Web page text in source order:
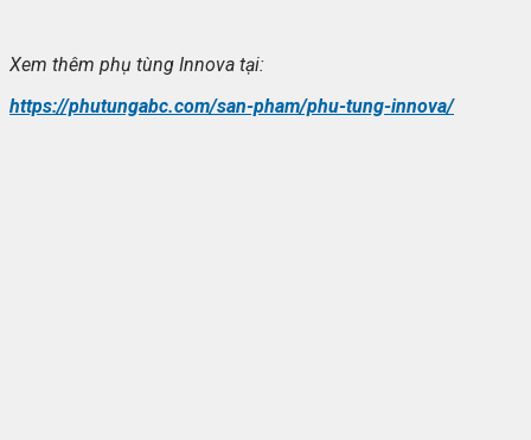
Xem thêm phụ tùng Innova tại:
https://phutungabc.com/san-pham/phu-tung-innova/